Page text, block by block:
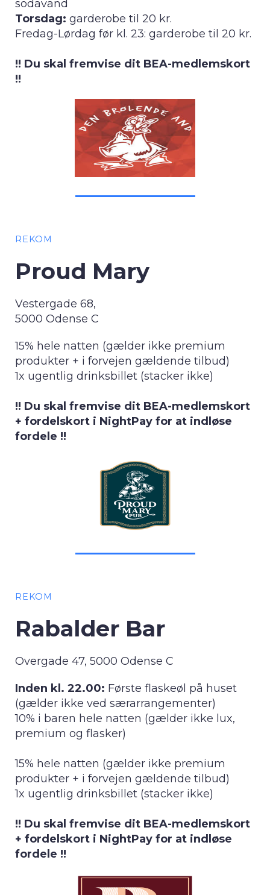
sodavand
Torsdag: garderobe til 20 kr.
Fredag-Lørdag før kl. 23: garderobe til 20 kr.
!! Du skal fremvise dit BEA-medlemskort
!!
REKOM
Proud Mary
Vestergade 68,
5000 Odense C
15% hele natten (gælder ikke premium
produkter + i forvejen gældende tilbud)
1x ugentlig drinksbillet (stacker ikke)
!! Du skal fremvise dit BEA-medlemskort
+ fordelskort i NightPay for at indløse
fordele !!
REKOM
Rabalder Bar
Overgade 47, 5000 Odense C
Inden kl. 22.00: Første flaskeøl på huset
(gælder ikke ved særarrangementer)
10% i baren hele natten (gælder ikke lux,
premium og flasker)
15% hele natten (gælder ikke premium
produkter + i forvejen gældende tilbud)
1x ugentlig drinksbillet (stacker ikke)
!! Du skal fremvise dit BEA-medlemskort
+ fordelskort i NightPay for at indløse
fordele !!